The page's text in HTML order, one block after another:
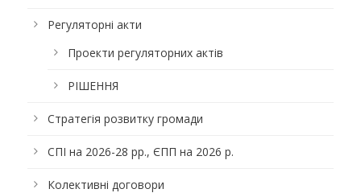
Регуляторні акти
Проекти регуляторних актів
РІШЕННЯ
Стратегія розвитку громади
СПІ на 2026-28 рр., ЄПП на 2026 р.
Колективні договори